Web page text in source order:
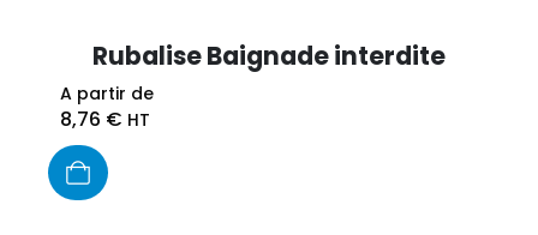
Rubalise Baignade interdite
A partir de
8,76 € HT